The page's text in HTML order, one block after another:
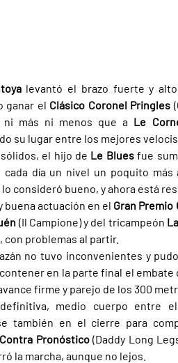
levantó el brazo fuerte y
ganar el Clásico Coronel Pringles
ni más ni menos que a Le
su lugar entre los mejores
el hijo de Le Blues fue
cada día un nivel un poquito
consideró bueno, y ahora está
buena actuación en el Gran Premio
(Il Campione) y del tricampeón
con problemas al partir.
no tuvo inconvenientes y
en la parte final el
firme y parejo de los 300
medio cuerpo entre
también en el cierre para
Contra Pronóstico (Daddy Long
la marcha, aunque no lejos.